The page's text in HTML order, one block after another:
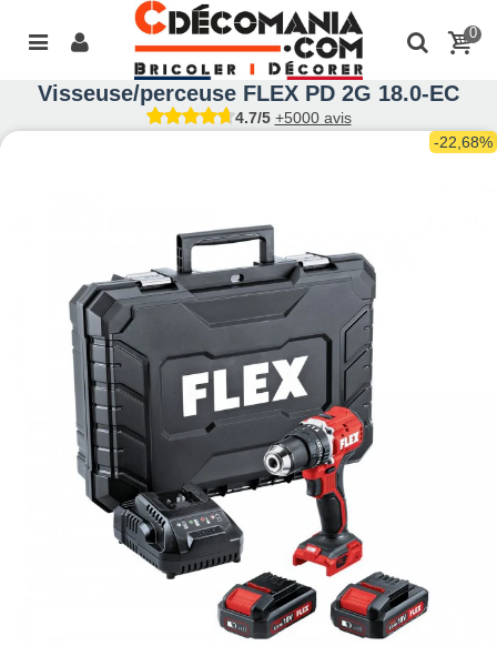
0
Visseuse/perceuse FLEX PD 2G 18.0-EC
4.7/5 +5000 avis
-22,68%